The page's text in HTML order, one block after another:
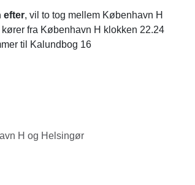
efter, vil to tog mellem København H
fra København H klokken 22.24
til Kalundbog 16
H og Helsingør